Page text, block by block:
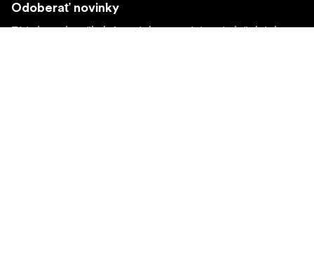
Odoberať novinky
Získajte najnovšie informácie o produktoch, inšpiráciu a